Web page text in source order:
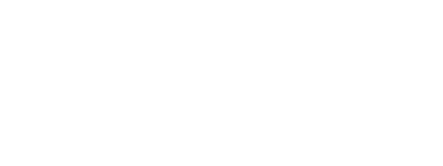
buitentoepassingen. Door het
opgeborgen in voertuigen, tenten of
manier om altijd toegang te hebben
camping of op de werkplek. Een